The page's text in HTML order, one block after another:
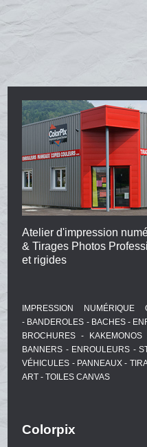
Atelier d'impression
& Tirages Photos
et rigides
IMPRESSION
- BANDEROLES - BACHES -
BROCHURES -
BANNERS - ENROULEURS -
VÉHICULES - PANNEAUX -
ART - TOILES CANVAS
Colorpix